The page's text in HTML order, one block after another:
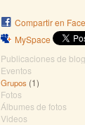
Compartir en
MySpace
Publicaciones de blog
Eventos
Grupos (1)
Fotos
Álbumes de fotos
Videos